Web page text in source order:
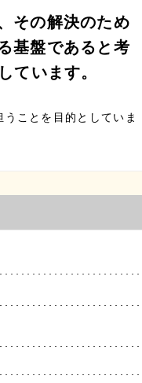
その解決のため
基盤であると考
ています。
ことを目的としていま